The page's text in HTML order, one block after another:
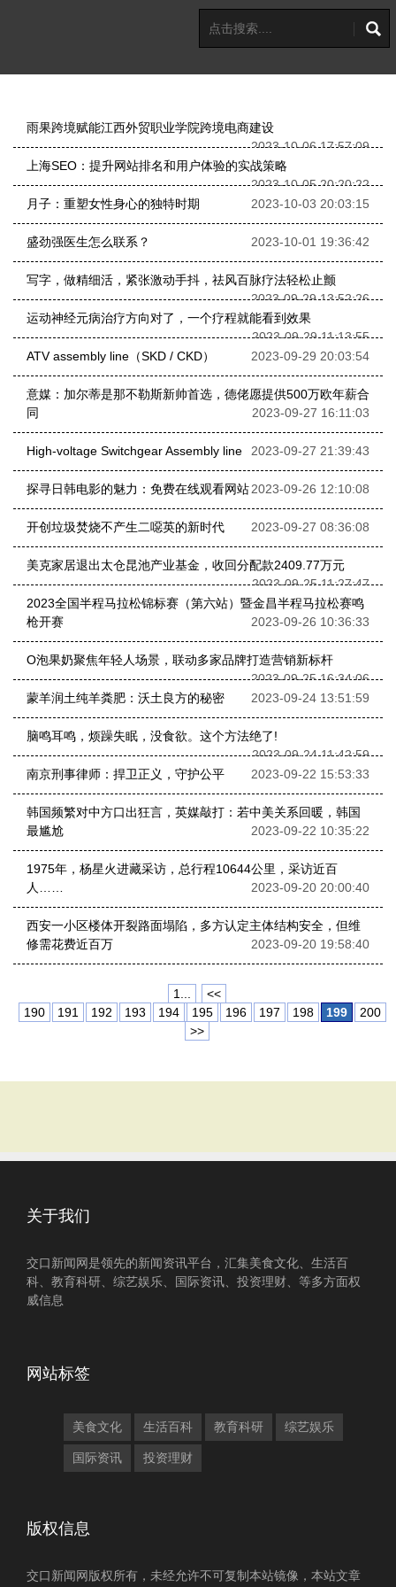
雨果跨境赋能江西外贸职业学院跨境电商建设
2023-10-06 17:57:09
上海SEO：提升网站排名和用户体验的实战策略
2023-10-05 20:20:22
月子：重塑女性身心的独特时期
2023-10-03 20:03:15
盛劲强医生怎么联系？ 2023-10-01 19:36:42
写字，做精细活，紧张激动手抖，祛风百脉疗法轻松止颤
2023-09-29 13:52:26
运动神经元病治疗方向对了，一个疗程就能看到效果
2023-09-29 11:13:55
ATV assembly line（SKD / CKD）
2023-09-29 20:03:54
意媒：加尔蒂是那不勒斯新帅首选，德佬愿提供500万欧年薪合
同
2023-09-27 16:11:03
High-voltage Switchgear Assembly line 2023-09-27 21:39:43
探寻日韩电影的魅力：免费在线观看网站2023-09-26 12:10:08
开创垃圾焚烧不产生二噁英的新时代 2023-09-27 08:36:08
美克家居退出太仓昆池产业基金，收回分配款2409.77万元
2023-09-25 11:27:47
2023全国半程马拉松锦标赛（第六站）暨金昌半程马拉松赛鸣
枪开赛
2023-09-26 10:36:33
O泡果奶聚焦年轻人场景，联动多家品牌打造营销新标杆
2023-09-25 16:34:06
蒙羊润土纯羊粪肥：沃土良方的秘密
2023-09-24 13:51:59
脑鸣耳鸣，烦躁失眠，没食欲。这个方法绝了!
2023-09-24 11:42:59
南京刑事律师：捍卫正义，守护公平
2023-09-22 15:53:33
韩国频繁对中方口出狂言，英媒敲打：若中美关系回暖，韩国
最尴尬
2023-09-22 10:35:22
1975年，杨星火进藏采访，总行程10644公里，采访近百
人……
2023-09-20 20:00:40
西安一小区楼体开裂路面塌陷，多方认定主体结构安全，但维
修需花费近百万
2023-09-20 19:58:40
1...
<<
190
191 192 193 194 195 196 197 198 199
200
>>
关于我们
交口新闻网是领先的新闻资讯平台，汇集美食文化、生活百
科、教育科研、综艺娱乐、国际资讯、投资理财、等多方面权
威信息
网站标签
美食文化 生活百科 教育科研 综艺娱乐
国际资讯 投资理财
版权信息
交口新闻网版权所有，未经允许不可复制本站镜像，本站文章